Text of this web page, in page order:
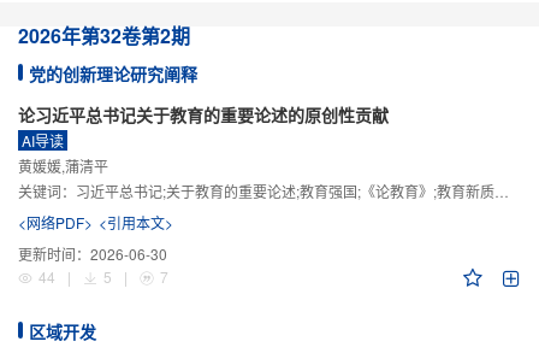
2026年第32卷第2期
党的创新理论研究阐释
论习近平总书记关于教育的重要论述的原创性贡献
AI导读
黄媛媛,蒲清平
关键词： 习近平总书记;关于教育的重要论述;教育强国;《论教育》;教育新质生产力;教育人工智能
<网络PDF> <引用本文>
更新时间： 2026-06-30
44
| 5 | 7
区域开发